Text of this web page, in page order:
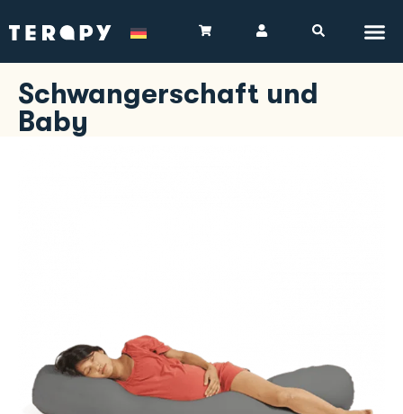
Schwangerschaft und
Baby